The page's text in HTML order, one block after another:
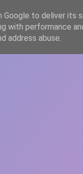
to deliver its
with performance
address abuse.